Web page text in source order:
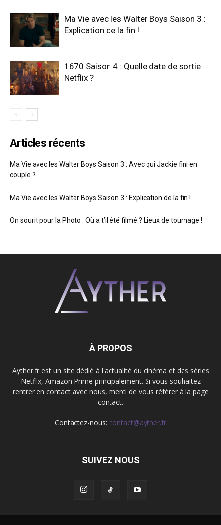
Ma Vie avec les Walter Boys Saison 3 :
Explication de la fin !
1670 Saison 4 : Quelle date de sortie
Netflix ?
Articles récents
Ma Vie avec les Walter Boys Saison 3 : Avec qui Jackie fini en
couple ?
Ma Vie avec les Walter Boys Saison 3 : Explication de la fin !
On sourit pour la Photo : Où a t’il été filmé ? Lieux de tournage !
À PROPOS
Ayther.fr est un site dédié à l'actualité du cinéma et des séries
Netflix, Amazon Prime principalement. Si vous souhaitez
rentrer en contact avec nous, merci de vous référer à la page
contact.
Contactez-nous: contact@ayther.fr
SUIVEZ NOUS